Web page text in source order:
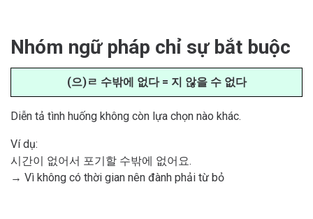
Nhóm ngữ pháp chỉ sự bắt buộc
(으)ㄹ 수밖에 없다 = 지 않을 수 없다
Diễn tả tình huống không còn lựa chọn nào khác.
Ví dụ:
시간이 없어서 포기할 수밖에 없어요.
→ Vì không có thời gian nên đành phải từ bỏ